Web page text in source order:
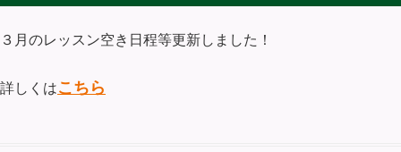
３月のレッスン空き日程等更新しました！
詳しくはこちら